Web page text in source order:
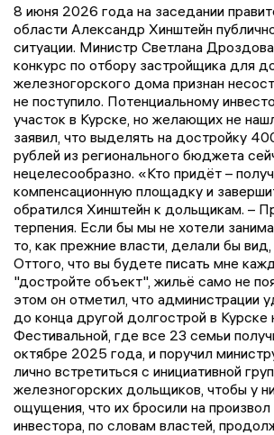
8 июня 2026 года на заседании
области Александр Хинштейн
ситуации. Министр Светлана
конкурс по отбору застройщика для
железногорского дома признан
не поступило. Потенциальному
участок в Курске, но желающих не
заявил, что выделять на достройку
рублей из регионального бюджета
нецелесообразно. «Кто придёт –
компенсационную площадку и
обратился Хинштейн к дольщикам. –
терпения. Если бы мы не хотели
то, как прежние власти, делали бы вид,
Оттого, что вы будете писать мне
"достройте объект", жильё само не
этом он отметил, что администрации
до конца другой долгострой в Курске
Фестивальной, где все 23 семьи
октябре 2025 года, и поручил
лично встретиться с инициативной
железногорских дольщиков, чтобы у
ощущения, что их бросили на
инвестора, по словам властей,